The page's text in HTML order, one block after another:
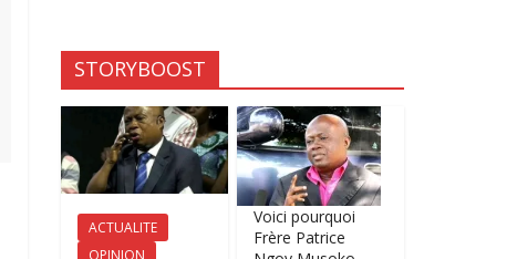
STORYBOOST
ACTUALITE
Voici pourquoi
Frère Patrice